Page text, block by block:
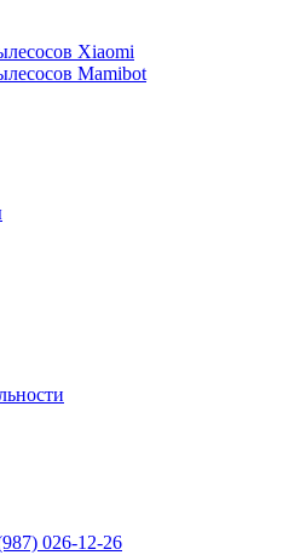
Xiaomi
Mamibot
026-12-26